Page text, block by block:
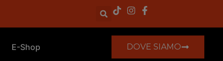
E-Shop DOVE SIAMO